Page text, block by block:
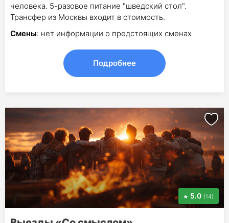
человека. 5-разовое питание "шведский стол".
Трансфер из Москвы входит в стоимость.
Смены: нет информации о предстоящих сменах
Подробнее
5.0 (14)